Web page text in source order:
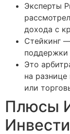
Эксперты
дохода с
Стейкинг
поддержки
Это
на
или
Плюсы